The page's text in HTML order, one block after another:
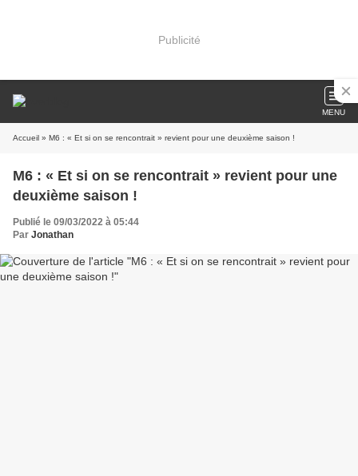
Publicité
MENU
Accueil » M6 : « Et si on se rencontrait » revient pour une deuxième saison !
M6 : « Et si on se rencontrait » revient pour une
deuxième saison !
Publié le 09/03/2022 à 05:44
Par Jonathan